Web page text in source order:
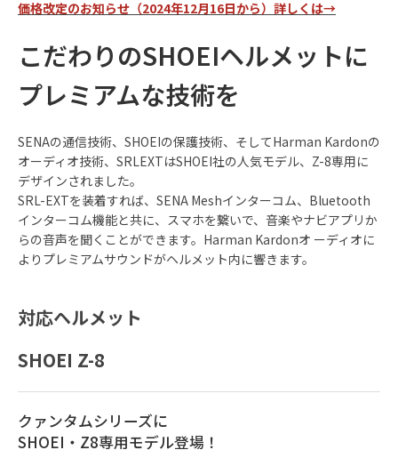
価格改定のお知らせ（2024年12月16日から）詳しくは→
こだわりのSHOEIヘルメットに
プレミアムな技術を
SENAの通信技術、SHOEIの保護技術、そしてHarman Kardonの
オーディオ技術、SRLEXTはSHOEI社の人気モデル、Z-8専用に
デザインされました。
SRL-EXTを装着すれば、SENA Meshインターコム、Bluetooth
インターコム機能と共に、スマホを繋いで、音楽やナビアプリか
らの音声を聞くことができます。Harman Kardonオ ーディオに
よりプレミアムサウンドがヘルメット内に響きます。
対応ヘルメット
SHOEI Z-8
クァンタムシリーズに
SHOEI・Z8専用モデル登場！